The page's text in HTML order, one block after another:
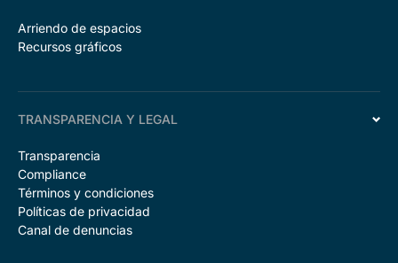
Arriendo de espacios
Recursos gráficos
TRANSPARENCIA Y LEGAL
Transparencia
Compliance
Términos y condiciones
Políticas de privacidad
Canal de denuncias